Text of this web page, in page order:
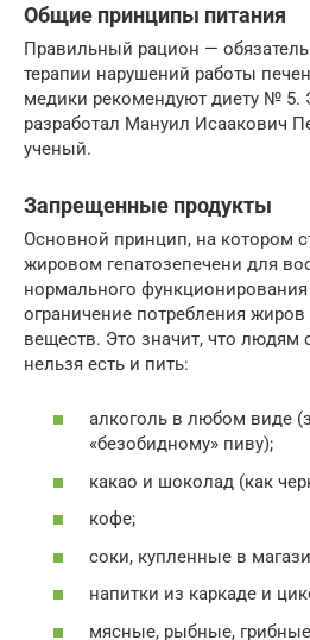
Общие принципы питания
Правильный рацион —
терапии нарушений работы
медики рекомендуют диету № 5.
разработал Мануил Исаакович
ученый.
Запрещенные продукты
Основной принцип, на котором
жировом гепатозепечени для
нормального
ограничение потребления жиров
веществ. Это значит, что людям
нельзя есть и пить:
алкоголь в любом виде
«безобидному» пиву);
какао и шоколад (как
кофе;
соки, купленные в
напитки из каркаде и
мясные, рыбные,